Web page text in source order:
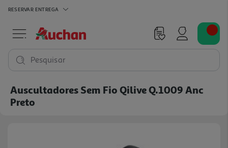
RESERVAR ENTREGA
Pesquisar
Auscultadores Sem Fio Qilive Q.1009 Anc
Preto